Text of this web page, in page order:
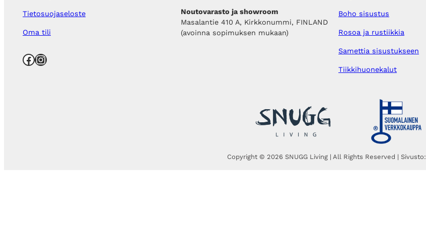
Tietosuojaseloste
Oma tili
Facebook Instagram
Noutovarasto ja showroom
Masalantie 410 A, Kirkkonummi, FINLAND
(avoinna sopimuksen mukaan)
Boho sisustus
Rosoa ja rustiikkia
Samettia sisustukseen
Tiikkihuonekalut
Copyright © 2026 SNUGG Living | All Rights Reserved | Sivusto: